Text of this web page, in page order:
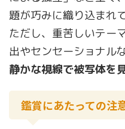
題が巧みに織り込まれ
ただし、重苦しいテー
出やセンセーショナル
静かな視線で被写体を
鑑賞にあたっての注